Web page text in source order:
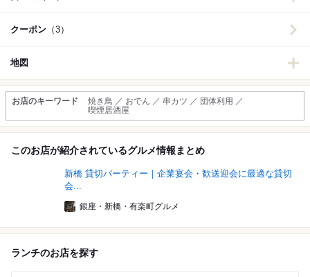
クーポン （3）
地図
お店のキーワード
焼き鳥 ／ おでん ／ 串カツ ／ 団体利用 ／
喫煙居酒屋
このお店が紹介されているグルメ情報まとめ
新橋 貸切パーティー｜企業宴会・歓送迎会に最適な貸切
会...
銀座・新橋・有楽町グルメ
ランチのお店を探す